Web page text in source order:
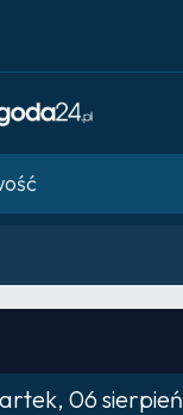
06 sierpień